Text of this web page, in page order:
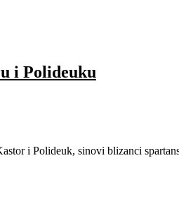
i Polideuku
i Polideuk, sinovi blizanci